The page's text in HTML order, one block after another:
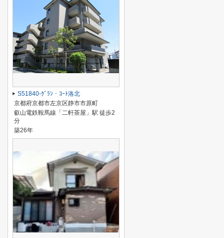
S51840-ｸﾞﾗﾝ・ｺｰﾄ洛北
京都府京都市左京区静市市原町
叡山電鉄鞍馬線「二軒茶屋」駅 徒歩2
分
築26年